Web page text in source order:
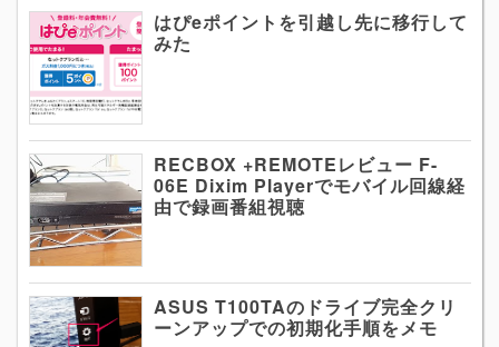
はぴeポイントを引越し先に移行して
みた
RECBOX +REMOTEレビュー F-
06E Dixim Playerでモバイル回線経
由で録画番組視聴
ASUS T100TAのドライブ完全クリ
ーンアップでの初期化手順をメモ